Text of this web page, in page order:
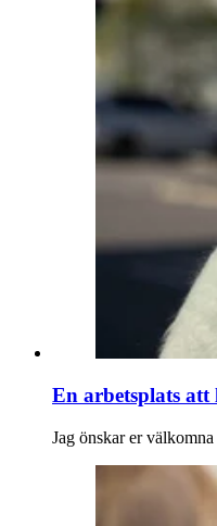
En arbetsplats
Jag önskar er